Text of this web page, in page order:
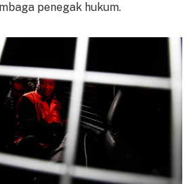
penegak hukum.